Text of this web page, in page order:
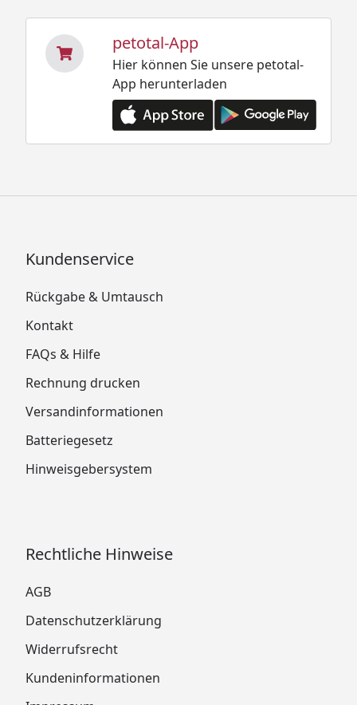
petotal-App
Hier können Sie unsere petotal-
App herunterladen
Kundenservice
Rückgabe & Umtausch
Kontakt
FAQs & Hilfe
Rechnung drucken
Versandinformationen
Batteriegesetz
Hinweisgebersystem
Rechtliche Hinweise
AGB
Datenschutzerklärung
Widerrufsrecht
Kundeninformationen